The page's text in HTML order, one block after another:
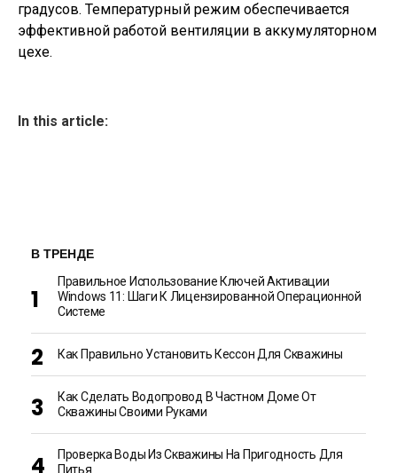
градусов. Температурный режим обеспечивается
эффективной работой вентиляции в аккумуляторном
цехе.
In this article:
В ТРЕНДЕ
Правильное Использование Ключей Активации
Windows 11: Шаги К Лицензированной Операционной
Системе
Как Правильно Установить Кессон Для Скважины
Как Сделать Водопровод В Частном Доме От
Скважины Своими Руками
Проверка Воды Из Скважины На Пригодность Для
Питья